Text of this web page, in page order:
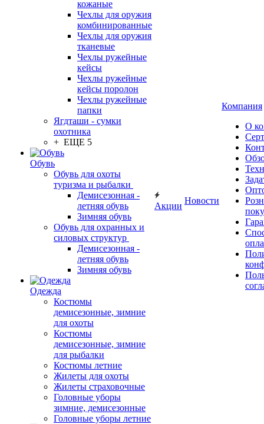
кожаные
Чехлы для оружия
комбинированные
Чехлы для оружия
тканевые
Чехлы ружейные
кейсы
Чехлы ружейные
кейсы поролон
Чехлы ружейные
папки
Ягдташи - сумки
охотника
+ ЕЩЕ 5
Обувь
Обувь для охоты
туризма и рыбалки
Демисезонная -
летняя обувь
Зимняя обувь
Обувь для охранных и
силовых структур
Демисезонная -
летняя обувь
Зимняя обувь
Одежда
Костюмы
демисезонные, зимние
для охоты
Костюмы
демисезонные, зимние
для рыбалки
Костюмы летние
Жилеты для охоты
Жилеты страховочные
Головные уборы
зимние, демисезонные
Головные уборы летние
Акции
Новости
Компания
О